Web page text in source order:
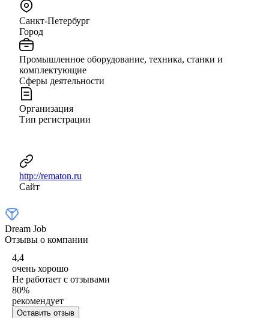
Санкт-Петербург
Город
Промышленное оборудование, техника, станки и
комплектующие
Сферы деятельности
Организация
Тип регистрации
http://rematon.ru
Сайт
Dream Job
Отзывы о компании
4,4
очень хорошо
Не работает с отзывами
80%
рекомендует
Оставить отзыв